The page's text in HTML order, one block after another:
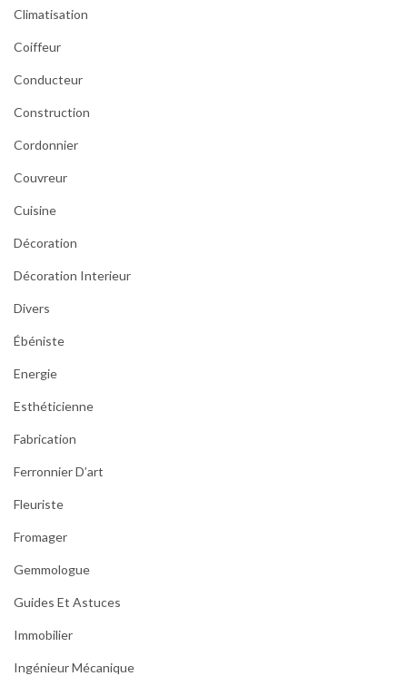
Climatisation
Coiffeur
Conducteur
Construction
Cordonnier
Couvreur
Cuisine
Décoration
Décoration Interieur
Divers
Ébéniste
Energie
Esthéticienne
Fabrication
Ferronnier D’art
Fleuriste
Fromager
Gemmologue
Guides Et Astuces
Immobilier
Ingénieur Mécanique